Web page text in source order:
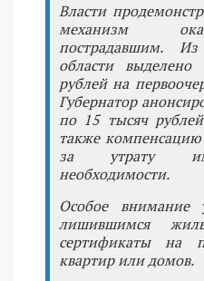
Власти
механизм
пострадавшим.
области
рублей на
Губернатор
по 15 тысяч
также
за утрату
необходимости.
Особое внимание
лишившимся
сертификаты на
квартир или домов.